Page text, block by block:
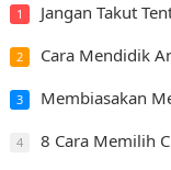
1 Jangan Takut
2 Cara Mendidik
3 Membiasakan
4 8 Cara Memilih